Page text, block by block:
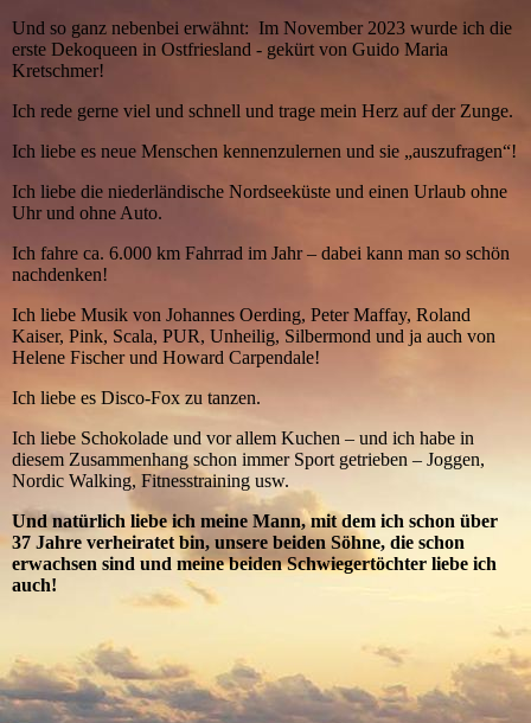
Und so ganz nebenbei erwähnt: Im November 2023 wurde ich die
erste Dekoqueen in Ostfriesland - gekürt von Guido Maria
Kretschmer!
Ich rede gerne viel und schnell und trage mein Herz auf der Zunge.
Ich liebe es neue Menschen kennenzulernen und sie „auszufragen“!
Ich liebe die niederländische Nordseeküste und einen Urlaub ohne
Uhr und ohne Auto.
Ich fahre ca. 6.000 km Fahrrad im Jahr – dabei kann man so schön
nachdenken!
Ich liebe Musik von Johannes Oerding, Peter Maffay, Roland
Kaiser, Pink, Scala, PUR, Unheilig, Silbermond und ja auch von
Helene Fischer und Howard Carpendale!
Ich liebe es Disco-Fox zu tanzen.
Ich liebe Schokolade und vor allem Kuchen – und ich habe in
diesem Zusammenhang schon immer Sport getrieben – Joggen,
Nordic Walking, Fitnesstraining usw.
Und natürlich liebe ich meine Mann, mit dem ich schon über
37 Jahre verheiratet bin, unsere beiden Söhne, die schon
erwachsen sind und meine beiden Schwiegertöchter liebe ich
auch!